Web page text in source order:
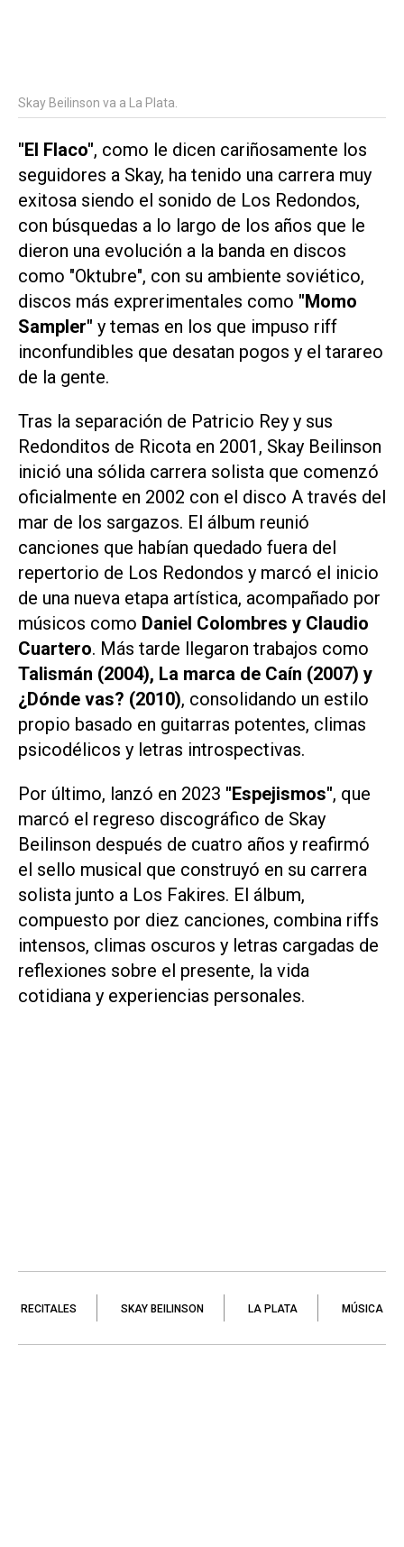
Skay Beilinson va a La Plata.
"El Flaco", como le dicen cariñosamente los
seguidores a Skay, ha tenido una carrera muy
exitosa siendo el sonido de Los Redondos,
con búsquedas a lo largo de los años que le
dieron una evolución a la banda en discos
como "Oktubre", con su ambiente soviético,
discos más exprerimentales como "Momo
Sampler" y temas en los que impuso riff
inconfundibles que desatan pogos y el tarareo
de la gente.
Tras la separación de Patricio Rey y sus
Redonditos de Ricota en 2001, Skay Beilinson
inició una sólida carrera solista que comenzó
oficialmente en 2002 con el disco A través del
mar de los sargazos. El álbum reunió
canciones que habían quedado fuera del
repertorio de Los Redondos y marcó el inicio
de una nueva etapa artística, acompañado por
músicos como Daniel Colombres y Claudio
Cuartero. Más tarde llegaron trabajos como
Talismán (2004), La marca de Caín (2007) y
¿Dónde vas? (2010), consolidando un estilo
propio basado en guitarras potentes, climas
psicodélicos y letras introspectivas.
Por último, lanzó en 2023 "Espejismos", que
marcó el regreso discográfico de Skay
Beilinson después de cuatro años y reafirmó
el sello musical que construyó en su carrera
solista junto a Los Fakires. El álbum,
compuesto por diez canciones, combina riffs
intensos, climas oscuros y letras cargadas de
reflexiones sobre el presente, la vida
cotidiana y experiencias personales.
RECITALES SKAY BEILINSON LA PLATA MÚSICA